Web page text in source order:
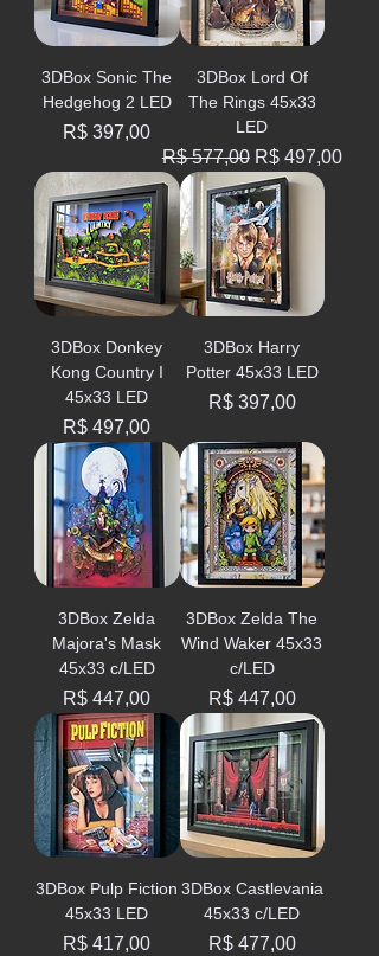
3DBox Sоnic The
Hedgehog 2 LED
Preço
R$ 397,00
3DBox Lord Of
The Rings 45x33
LED
Preço normal
R$ 577,00 Preço
R$ 497,00
3DBox Donkey
Kong Country I
45x33 LED
Preço
R$ 497,00
3DBox Harry
Potter 45x33 LED
Preço
R$ 397,00
3DBox Zelda
Majora's Mask
45x33 c/LED
Preço
R$ 447,00
3DBox Zelda The
Wind Waker 45x33
c/LED
Preço
R$ 447,00
3DBox Pulp Fiction
45x33 LED
Preço
R$ 417,00
3DBox Castlevania
45x33 c/LED
Preço
R$ 477,00